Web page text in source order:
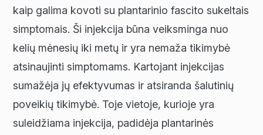
kaip galima kovoti su plantarinio fascito sukeltais
simptomais. Ši injekcija būna veiksminga nuo
kelių mėnesių iki metų ir yra nemaža tikimybė
atsinaujinti simptomams. Kartojant injekcijas
sumažėja jų efektyvumas ir atsiranda šalutinių
poveikių tikimybė. Toje vietoje, kurioje yra
suleidžiama injekcija, padidėja plantarinės